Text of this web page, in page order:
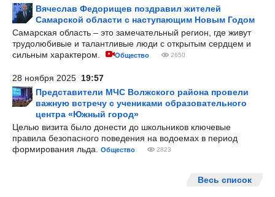
Вячеслав Федорищев поздравил жителей
Самарской области с наступающим Новым Годом
Самарская область – это замечательный регион, где живут
трудолюбивые и талантливые люди с открытым сердцем и
сильным характером.
Общество 2650
28 ноября 2025 19:57
Представители МЧС Волжского района провели
важную встречу с учениками образовательного
центра «Южный город»
Целью визита было донести до школьников ключевые
правила безопасного поведения на водоемах в период
формирования льда.
Общество 2823
Весь список